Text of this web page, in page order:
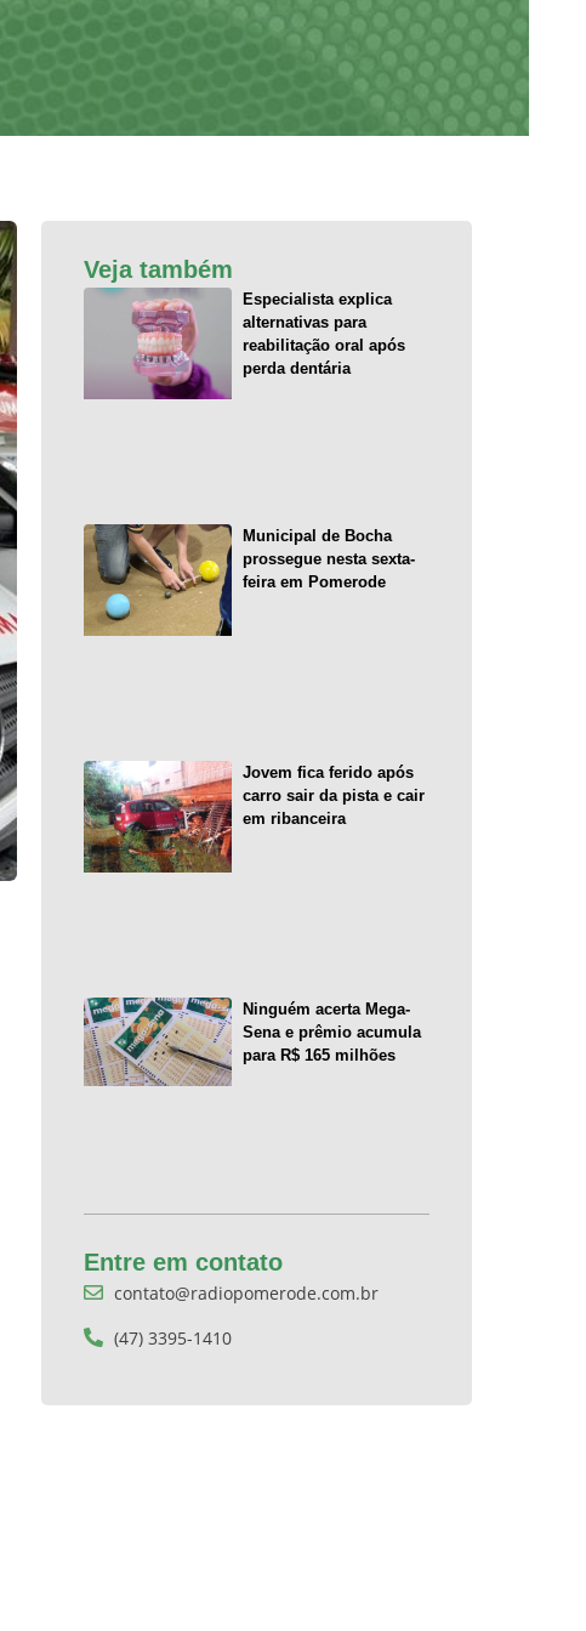
Veja também
Especialista explica
alternativas para
reabilitação oral após
perda dentária
Municipal de Bocha
prossegue nesta sexta-
feira em Pomerode
Jovem fica ferido após
carro sair da pista e cair
em ribanceira
Ninguém acerta Mega-
Sena e prêmio acumula
para R$ 165 milhões
Entre em contato
contato@radiopomerode.com.br
(47) 3395-1410